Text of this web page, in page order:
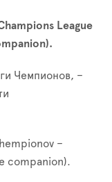
League
Чемпионов, –
–
companion).